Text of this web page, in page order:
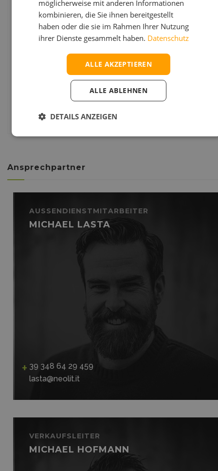
Basalt
Ansprechpartner
AUSSENDIENSTMITARBEITER
MICHAEL LASTA
39 348 64 29 459
lasta@neolit.it
VERKAUFSLEITER
MICHAEL HOFMANN
möglicherweise mit anderen Informationen
kombinieren, die Sie ihnen bereitgestellt
haben oder die sie im Rahmen Ihrer Nutzung
ihrer Dienste gesammelt haben. Datenschutz
ALLE AKZEPTIEREN
ALLE ABLEHNEN
DETAILS ANZEIGEN